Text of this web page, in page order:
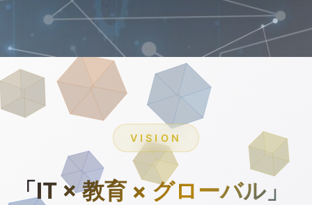
VISION
「IT × 教育 × グローバル」